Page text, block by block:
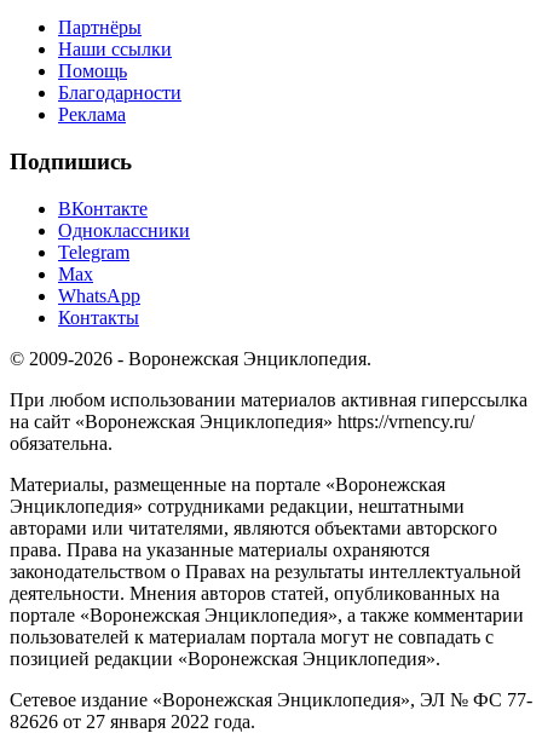
Партнёры
Наши ссылки
Помощь
Благодарности
Реклама
Подпишись
ВКонтакте
Одноклассники
Telegram
Max
WhatsApp
Контакты
© 2009-2026 - Воронежская Энциклопедия.
При любом использовании материалов активная гиперссылка
на сайт «Воронежская Энциклопедия» https://vrnency.ru/
обязательна.
Материалы, размещенные на портале «Воронежская
Энциклопедия» сотрудниками редакции, нештатными
авторами или читателями, являются объектами авторского
права. Права на указанные материалы охраняются
законодательством о Правах на результаты интеллектуальной
деятельности. Мнения авторов статей, опубликованных на
портале «Воронежская Энциклопедия», а также комментарии
пользователей к материалам портала могут не совпадать с
позицией редакции «Воронежская Энциклопедия».
Сетевое издание «Воронежская Энциклопедия», ЭЛ № ФС 77-
82626 от 27 января 2022 года.